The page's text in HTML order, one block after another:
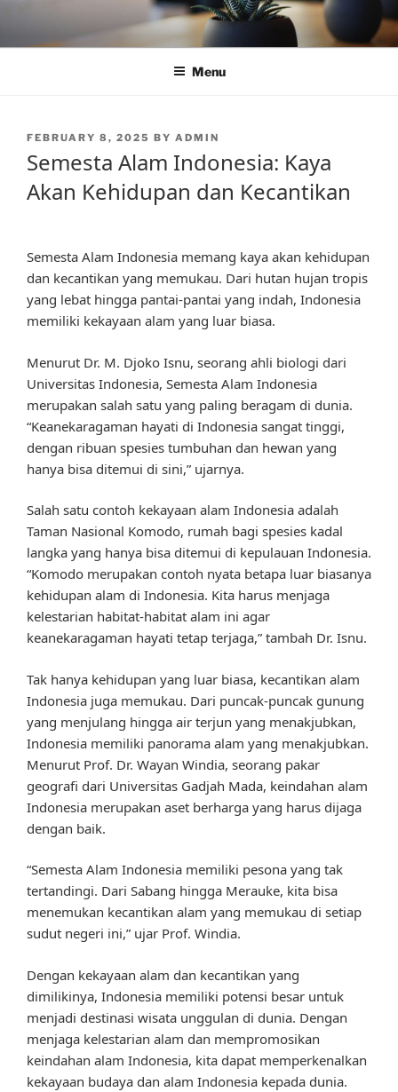
content
Menu
POSTED
FEBRUARY 8, 2025 BY ADMIN
Semesta Alam Indonesia: Kaya
Akan Kehidupan dan Kecantikan
Semesta Alam Indonesia memang kaya akan kehidupan
dan kecantikan yang memukau. Dari hutan hujan tropis
yang lebat hingga pantai-pantai yang indah, Indonesia
memiliki kekayaan alam yang luar biasa.
Menurut Dr. M. Djoko Isnu, seorang ahli biologi dari
Universitas Indonesia, Semesta Alam Indonesia
merupakan salah satu yang paling beragam di dunia.
“Keanekaragaman hayati di Indonesia sangat tinggi,
dengan ribuan spesies tumbuhan dan hewan yang
hanya bisa ditemui di sini,” ujarnya.
Salah satu contoh kekayaan alam Indonesia adalah
Taman Nasional Komodo, rumah bagi spesies kadal
langka yang hanya bisa ditemui di kepulauan Indonesia.
“Komodo merupakan contoh nyata betapa luar biasanya
kehidupan alam di Indonesia. Kita harus menjaga
kelestarian habitat-habitat alam ini agar
keanekaragaman hayati tetap terjaga,” tambah Dr. Isnu.
Tak hanya kehidupan yang luar biasa, kecantikan alam
Indonesia juga memukau. Dari puncak-puncak gunung
yang menjulang hingga air terjun yang menakjubkan,
Indonesia memiliki panorama alam yang menakjubkan.
Menurut Prof. Dr. Wayan Windia, seorang pakar
geografi dari Universitas Gadjah Mada, keindahan alam
Indonesia merupakan aset berharga yang harus dijaga
dengan baik.
“Semesta Alam Indonesia memiliki pesona yang tak
tertandingi. Dari Sabang hingga Merauke, kita bisa
menemukan kecantikan alam yang memukau di setiap
sudut negeri ini,” ujar Prof. Windia.
Dengan kekayaan alam dan kecantikan yang
dimilikinya, Indonesia memiliki potensi besar untuk
menjadi destinasi wisata unggulan di dunia. Dengan
menjaga kelestarian alam dan mempromosikan
keindahan alam Indonesia, kita dapat memperkenalkan
kekayaan budaya dan alam Indonesia kepada dunia.